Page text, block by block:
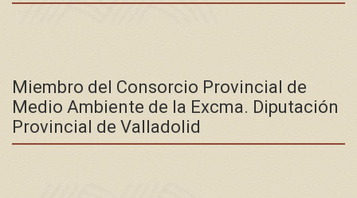
Miembro del Consorcio Provincial de
Medio Ambiente de la Excma. Diputación
Provincial de Valladolid